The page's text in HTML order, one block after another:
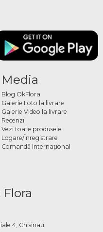
Media
Blog OkFlora
Galerie Foto la livrare
Galerie Video la livrare
Recenzii
Vezi toate produsele
Logare/Înregistrare
Comandă Internațional
4, Chisinau